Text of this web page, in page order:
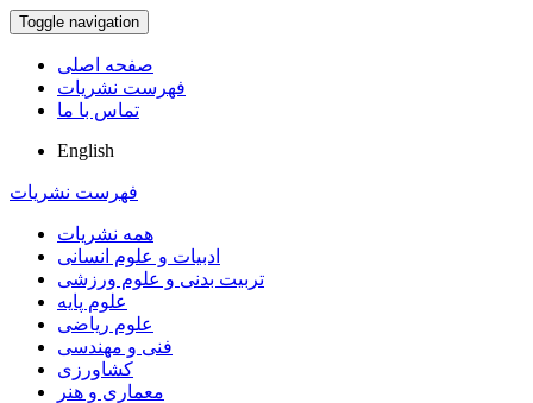
Toggle navigation
صفحه اصلی
فهرست نشریات
تماس با ما
English
فهرست نشریات
همه نشریات
ادبیات و علوم انسانی
تربیت بدنی و علوم ورزشی
علوم پایه
علوم ریاضی
فنی و مهندسی
کشاورزی
معماری و هنر